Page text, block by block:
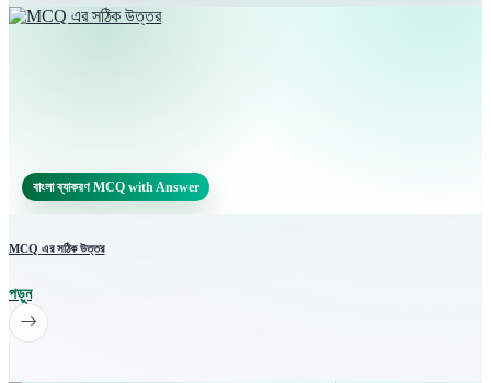
বাংলা ব্যাকরণ MCQ with Answer
MCQ এর সঠিক উত্তর
পড়ুন